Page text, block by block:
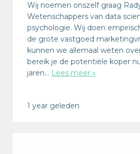
Wij noemen onszelf graag
Wetenschappers van data
psychologie. Wij doen
de grote vastgoed
kunnen we allemaal weten
bereik je de potentiële koper
jaren… Lees meer »
1 year geleden